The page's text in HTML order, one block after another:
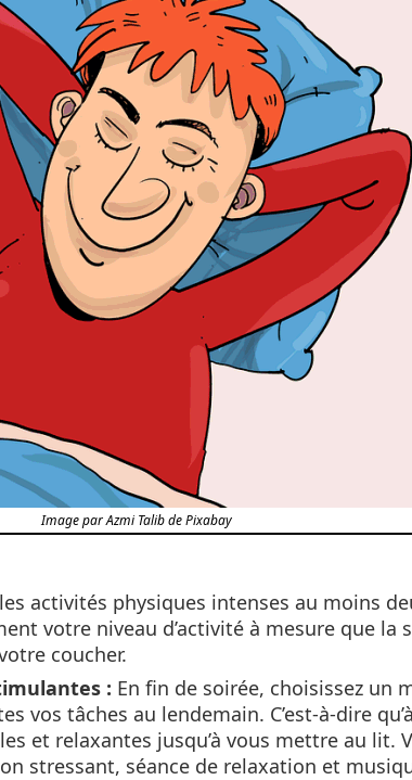
Image par Azmi Talib de Pixabay
activités physiques intenses au moins
votre niveau d’activité à mesure que la
coucher.
: En fin de soirée, choisissez un
vos tâches au lendemain. C’est-à-dire
et relaxantes jusqu’à vous mettre au lit.
stressant, séance de relaxation et